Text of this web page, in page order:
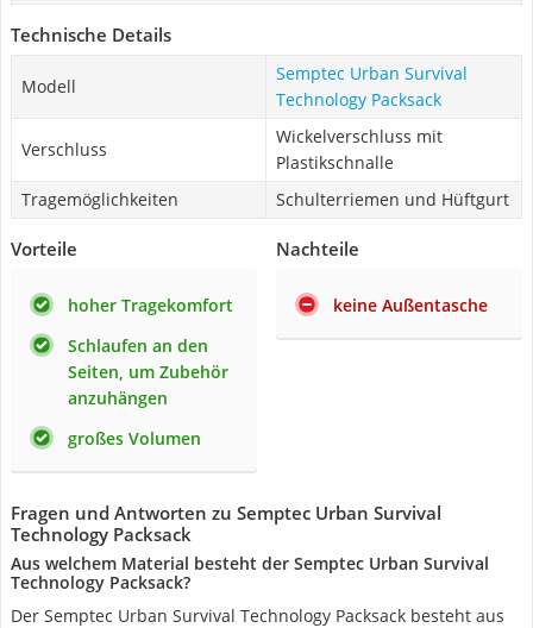
Technische Details
Modell
Semptec Urban Survival
Technology Packsack
Verschluss
Wickelverschluss mit
Plastikschnalle
Tragemöglichkeiten
Schulterriemen und Hüftgurt
Vorteile
hoher Tragekomfort
Schlaufen an den
Seiten, um Zubehör
anzuhängen
großes Volumen
Nachteile
keine Außentasche
Fragen und Antworten zu Semptec Urban Survival
Technology Packsack
Aus welchem Material besteht der Semptec Urban Survival
Technology Packsack?
Der Semptec Urban Survival Technology Packsack besteht aus